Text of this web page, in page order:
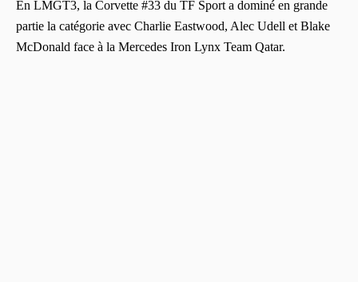
En LMGT3, la Corvette #33 du TF Sport a dominé en grande
partie la catégorie avec Charlie Eastwood, Alec Udell et Blake
McDonald face à la Mercedes Iron Lynx Team Qatar.